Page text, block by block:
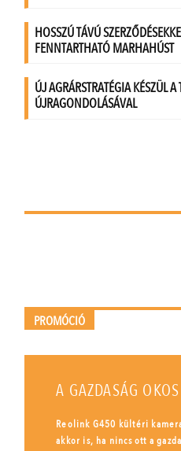
PROMÓCIÓ
A GAZDASÁG
Reolink G450 kültéri
akkor is, ha nincs ott a